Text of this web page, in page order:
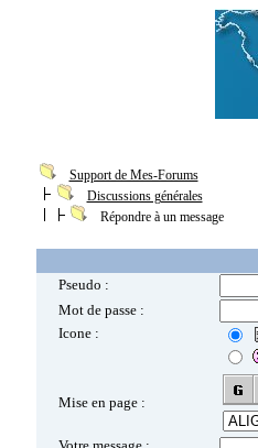
Support de Mes-Forums
Discussions générales
Répondre à un message
Pseudo :
Mot de passe :
Icone :
Mise en page :